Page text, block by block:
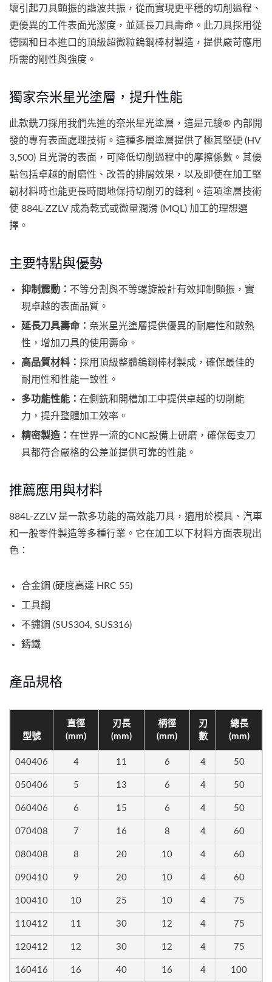
壞引起刀具顫振的諧波共振，從而實現更平穩的切削過程、
更優異的工件表面光潔度，並延長刀具壽命。此刀具採用從
德國和日本進口的頂級超微粒鎢鋼棒材製造，提供嚴苛應用
所需的剛性與強度。
獨家奈米星光塗層，提升性能
此款銑刀採用我們先進的奈米星光塗層，這是元駿® 內部開
發的專有表面處理技術。這種多層塗層提供了極其堅硬 (HV
3,500) 且光滑的表面，可降低切削過程中的摩擦係數。其優
點包括卓越的耐磨性、改善的排屑效果，以及即使在加工堅
韌材料時也能更長時間地保持切削刃的鋒利。這項塗層技術
使 884L-ZZLV 成為乾式或微量潤滑 (MQL) 加工的理想選
擇。
主要特點與優勢
抑制震動： 不等分割與不等螺旋設計有效抑制顫振，實
現卓越的表面品質。
延長刀具壽命： 奈米星光塗層提供優異的耐磨性和散熱
性，增加刀具的使用壽命。
高品質材料： 採用頂級整體鎢鋼棒材製成，確保最佳的
耐用性和性能一致性。
多功能性能： 在側銑和開槽加工中提供卓越的切削能
力，提升整體加工效率。
精密製造： 在世界一流的CNC設備上研磨，確保每支刀
具都符合嚴格的公差並提供可靠的性能。
推薦應用與材料
884L-ZZLV 是一款多功能的高效能刀具，適用於模具、汽車
和一般零件製造等多種行業。它在加工以下材料方面表現出
色：
合金鋼 (硬度高達 HRC 55)
工具鋼
不鏽鋼 (SUS304, SUS316)
鑄鐵
產品規格
型號
直徑
(mm)
刃長
(mm)
柄徑
(mm)
刃
數
總長
(mm)
040406 4 11 6 4 50
050406 5 13 6 4 50
060406 6 15 6 4 50
070408 7 16 8 4 60
080408 8 20 10 4 60
090410 9 20 10 4 60
100410 10 25 10 4 75
110412 11 30 12 4 75
120412 12 30 12 4 75
160416 16 40 16 4 100